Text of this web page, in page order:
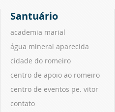
Santuário
academia marial
água mineral aparecida
cidade do romeiro
centro de apoio ao romeiro
centro de eventos pe. vitor
contato